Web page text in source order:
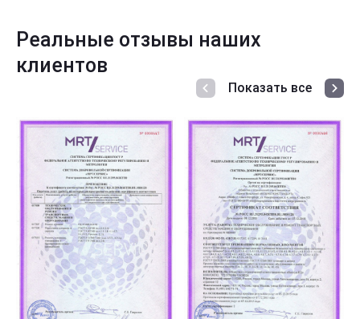
Реальные отзывы наших
клиентов
Показать все